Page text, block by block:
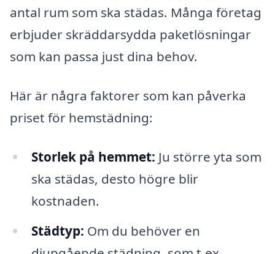
antal rum som ska städas. Många företag
erbjuder skräddarsydda paketlösningar
som kan passa just dina behov.
Här är några faktorer som kan påverka
priset för hemstädning:
Storlek på hemmet: Ju större yta som
ska städas, desto högre blir
kostnaden.
Städtyp: Om du behöver en